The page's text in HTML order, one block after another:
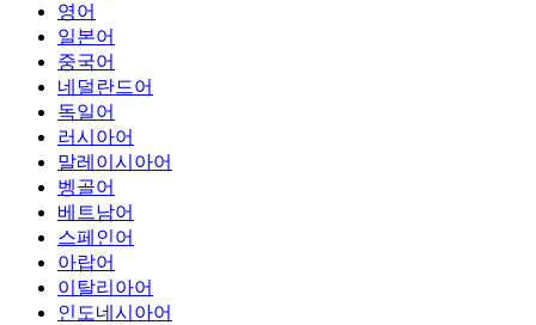
영어
일본어
중국어
네덜란드어
독일어
러시아어
말레이시아어
벵골어
베트남어
스페인어
아랍어
이탈리아어
인도네시아어